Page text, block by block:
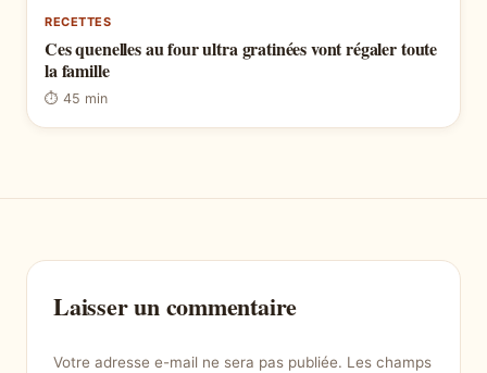
RECETTES
Ces quenelles au four ultra gratinées vont régaler toute
la famille
⏱ 45 min
Laisser un commentaire
Votre adresse e-mail ne sera pas publiée. Les champs